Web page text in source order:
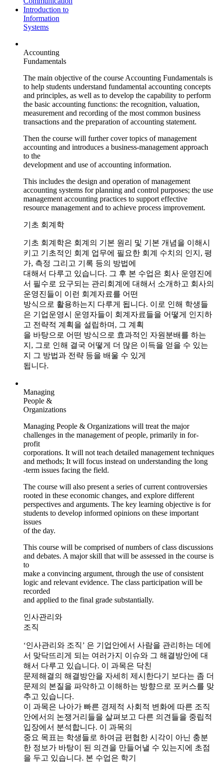
Introduction to
Information
Systems
Accounting
Fundamentals
The main objective of the course Accounting Fundamentals is
to help students understand fundamental accounting concepts
and principles, as well as to develop the capability to perform
the basic accounting functions: the recognition, valuation,
measurement and recording of the most common business
transactions and the preparation of accounting statement.
Then the course will further cover topics of management
accounting and introduces a business-management approach
to the
development and use of accounting information.
This includes the design and operation of management
accounting systems for planning and control purposes; the use
management accounting practices to support effective
resource management and to achieve process improvement.
기초 회계학
기초 회계학은 회계의 기본 원리 및 기본 개념을 이해시
키고 기초적인 회계 업무에 필요한 회계 수치의 인지, 평
가, 측정 그리고 기록 등의 방법에
대해서 다루고 있습니다. 그 후 본 수업은 회사 운영진에
서 필수로 요구되는 관리회계에 대해서 소개하고 회사의
운영진들이 이런 회계자료를 어떤
방식으로 활용하는지 다루게 됩니다. 이로 인해 학생들
은 기업운영시 운영자들이 회계자료들을 어떻게 인지하
고 전략적 계획을 설립하며, 그 계획
을 바탕으로 어떤 방식으로 효과적인 자원분배를 하는
지, 그로 인해 결국 어떻게 더 많은 이득을 얻을 수 있는
지 그 방법과 전략 등을 배울 수 있게
됩니다.
Managing
People &
Organizations
Managing People & Organizations will treat the major
challenges in the management of people, primarily in for-
profit
corporations. It will not teach detailed management techniques
and methods; It will focus instead on understanding the long
-term issues facing the field.
The course will also present a series of current controversies
rooted in these economic changes, and explore different
perspectives and arguments. The key learning objective is for
students to develop informed opinions on these important
issues
of the day.
This course will be comprised of numbers of class discussions
and debates. A major skill that will be assessed in the course is
to
make a convincing argument, through the use of consistent
logic and relevant evidence. The class participation will be
recorded
and applied to the final grade substantially.
인사관리와
조직
‘인사관리와 조직’ 은 기업안에서 사람을 관리하는 데에
서 맞닥뜨리게 되는 여러가지 이슈와 그 해결방안에 대
해서 다루고 있습니다. 이 과목은 닥친
문제해결의 해결방안을 자세히 제시한다기 보다는 좀 더
문제의 본질을 파악하고 이해하는 방향으로 포커스를 맞
추고 있습니다.
이 과목은 나아가 빠른 경제적 사회적 변화에 따른 조직
안에서의 논쟁거리들을 살펴보고 다른 의견들을 중립적
입장에서 분석합니다. 이 과목의
중요 목표는 학생들로 하여금 편협한 시각이 아닌 충분
한 정보가 바탕이 된 의견을 만들어낼 수 있는지에 초점
을 두고 있습니다. 본 수업은 학기